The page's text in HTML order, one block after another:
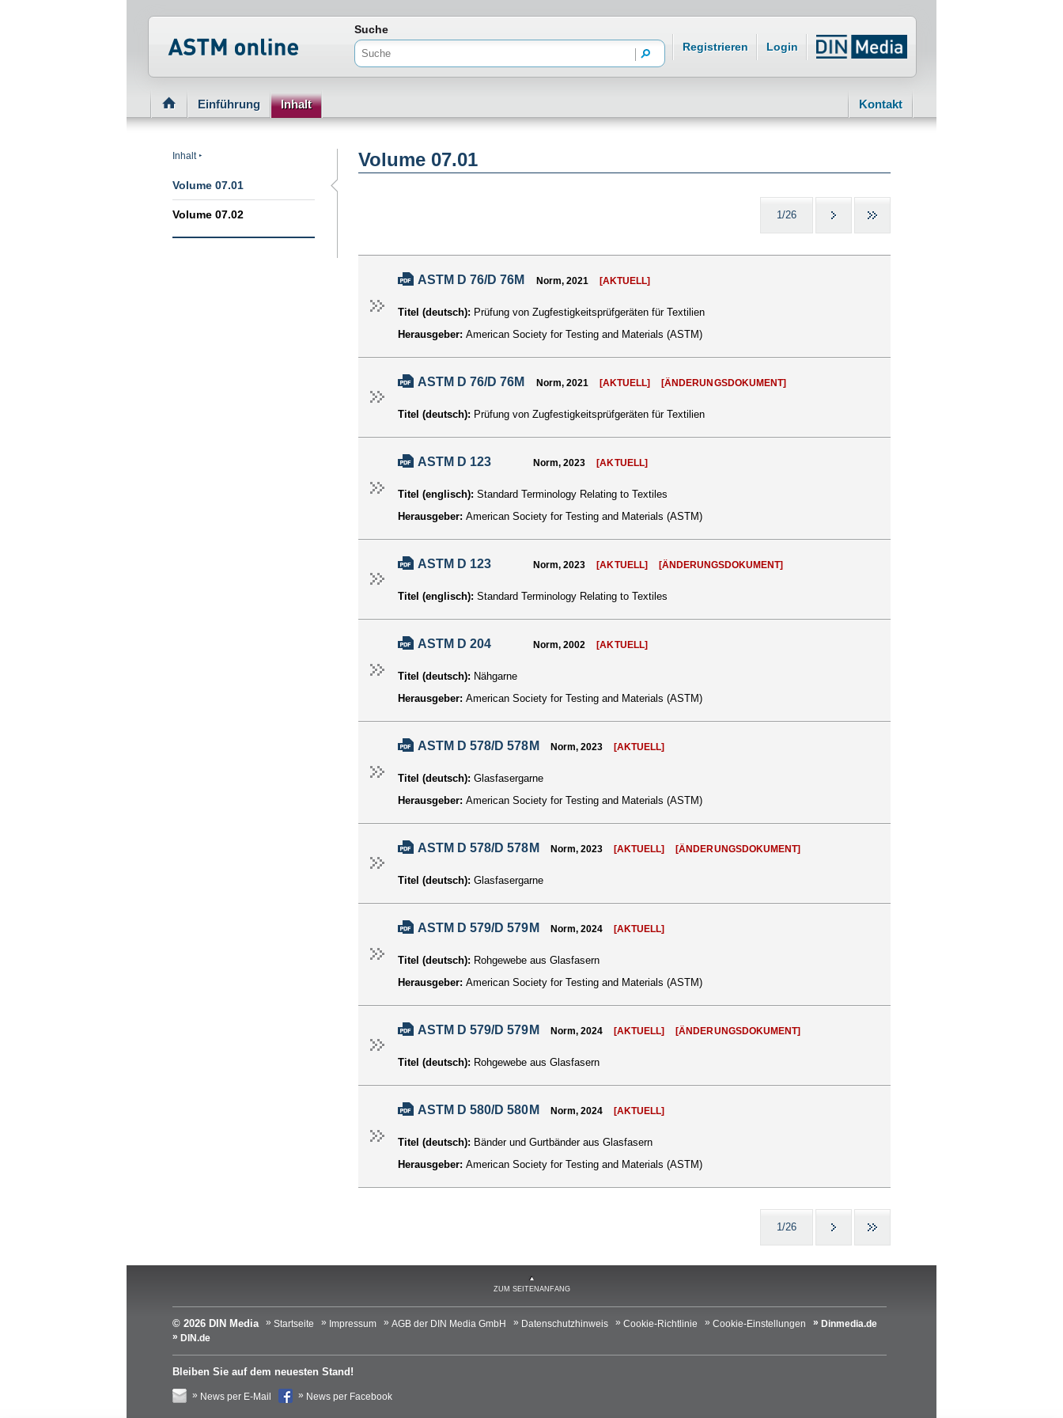
Normenportal Barrierefreiheit
Suche
Registrieren
Login
Einführung Inhalt Kontakt
Inhalt
Volume 07.01
Volume 07.02
Volume 07.01
1/26
ASTM D 76/D 76M Norm, 2021 [AKTUELL]
Titel (deutsch): Prüfung von Zugfestigkeitsprüfgeräten für Textilien
Herausgeber: American Society for Testing and Materials (ASTM)
ASTM D 76/D 76M Norm, 2021 [AKTUELL] [ÄNDERUNGSDOKUMENT]
Titel (deutsch): Prüfung von Zugfestigkeitsprüfgeräten für Textilien
ASTM D 123 Norm, 2023 [AKTUELL]
Titel (englisch): Standard Terminology Relating to Textiles
Herausgeber: American Society for Testing and Materials (ASTM)
ASTM D 123 Norm, 2023 [AKTUELL] [ÄNDERUNGSDOKUMENT]
Titel (englisch): Standard Terminology Relating to Textiles
ASTM D 204 Norm, 2002 [AKTUELL]
Titel (deutsch): Nähgarne
Herausgeber: American Society for Testing and Materials (ASTM)
ASTM D 578/D 578M Norm, 2023 [AKTUELL]
Titel (deutsch): Glasfasergarne
Herausgeber: American Society for Testing and Materials (ASTM)
ASTM D 578/D 578M Norm, 2023 [AKTUELL] [ÄNDERUNGSDOKUMENT]
Titel (deutsch): Glasfasergarne
ASTM D 579/D 579M Norm, 2024 [AKTUELL]
Titel (deutsch): Rohgewebe aus Glasfasern
Herausgeber: American Society for Testing and Materials (ASTM)
ASTM D 579/D 579M Norm, 2024 [AKTUELL] [ÄNDERUNGSDOKUMENT]
Titel (deutsch): Rohgewebe aus Glasfasern
ASTM D 580/D 580M Norm, 2024 [AKTUELL]
Titel (deutsch): Bänder und Gurtbänder aus Glasfasern
Herausgeber: American Society for Testing and Materials (ASTM)
1/26
ZUM SEITENANFANG
© 2026 DIN Media Startseite Impressum AGB der DIN Media GmbH Datenschutzhinweis Cookie-Richtlinie Cookie-Einstellungen
Dinmedia.de
DIN.de
Bleiben Sie auf dem neuesten Stand!
News per E-Mail News per Facebook